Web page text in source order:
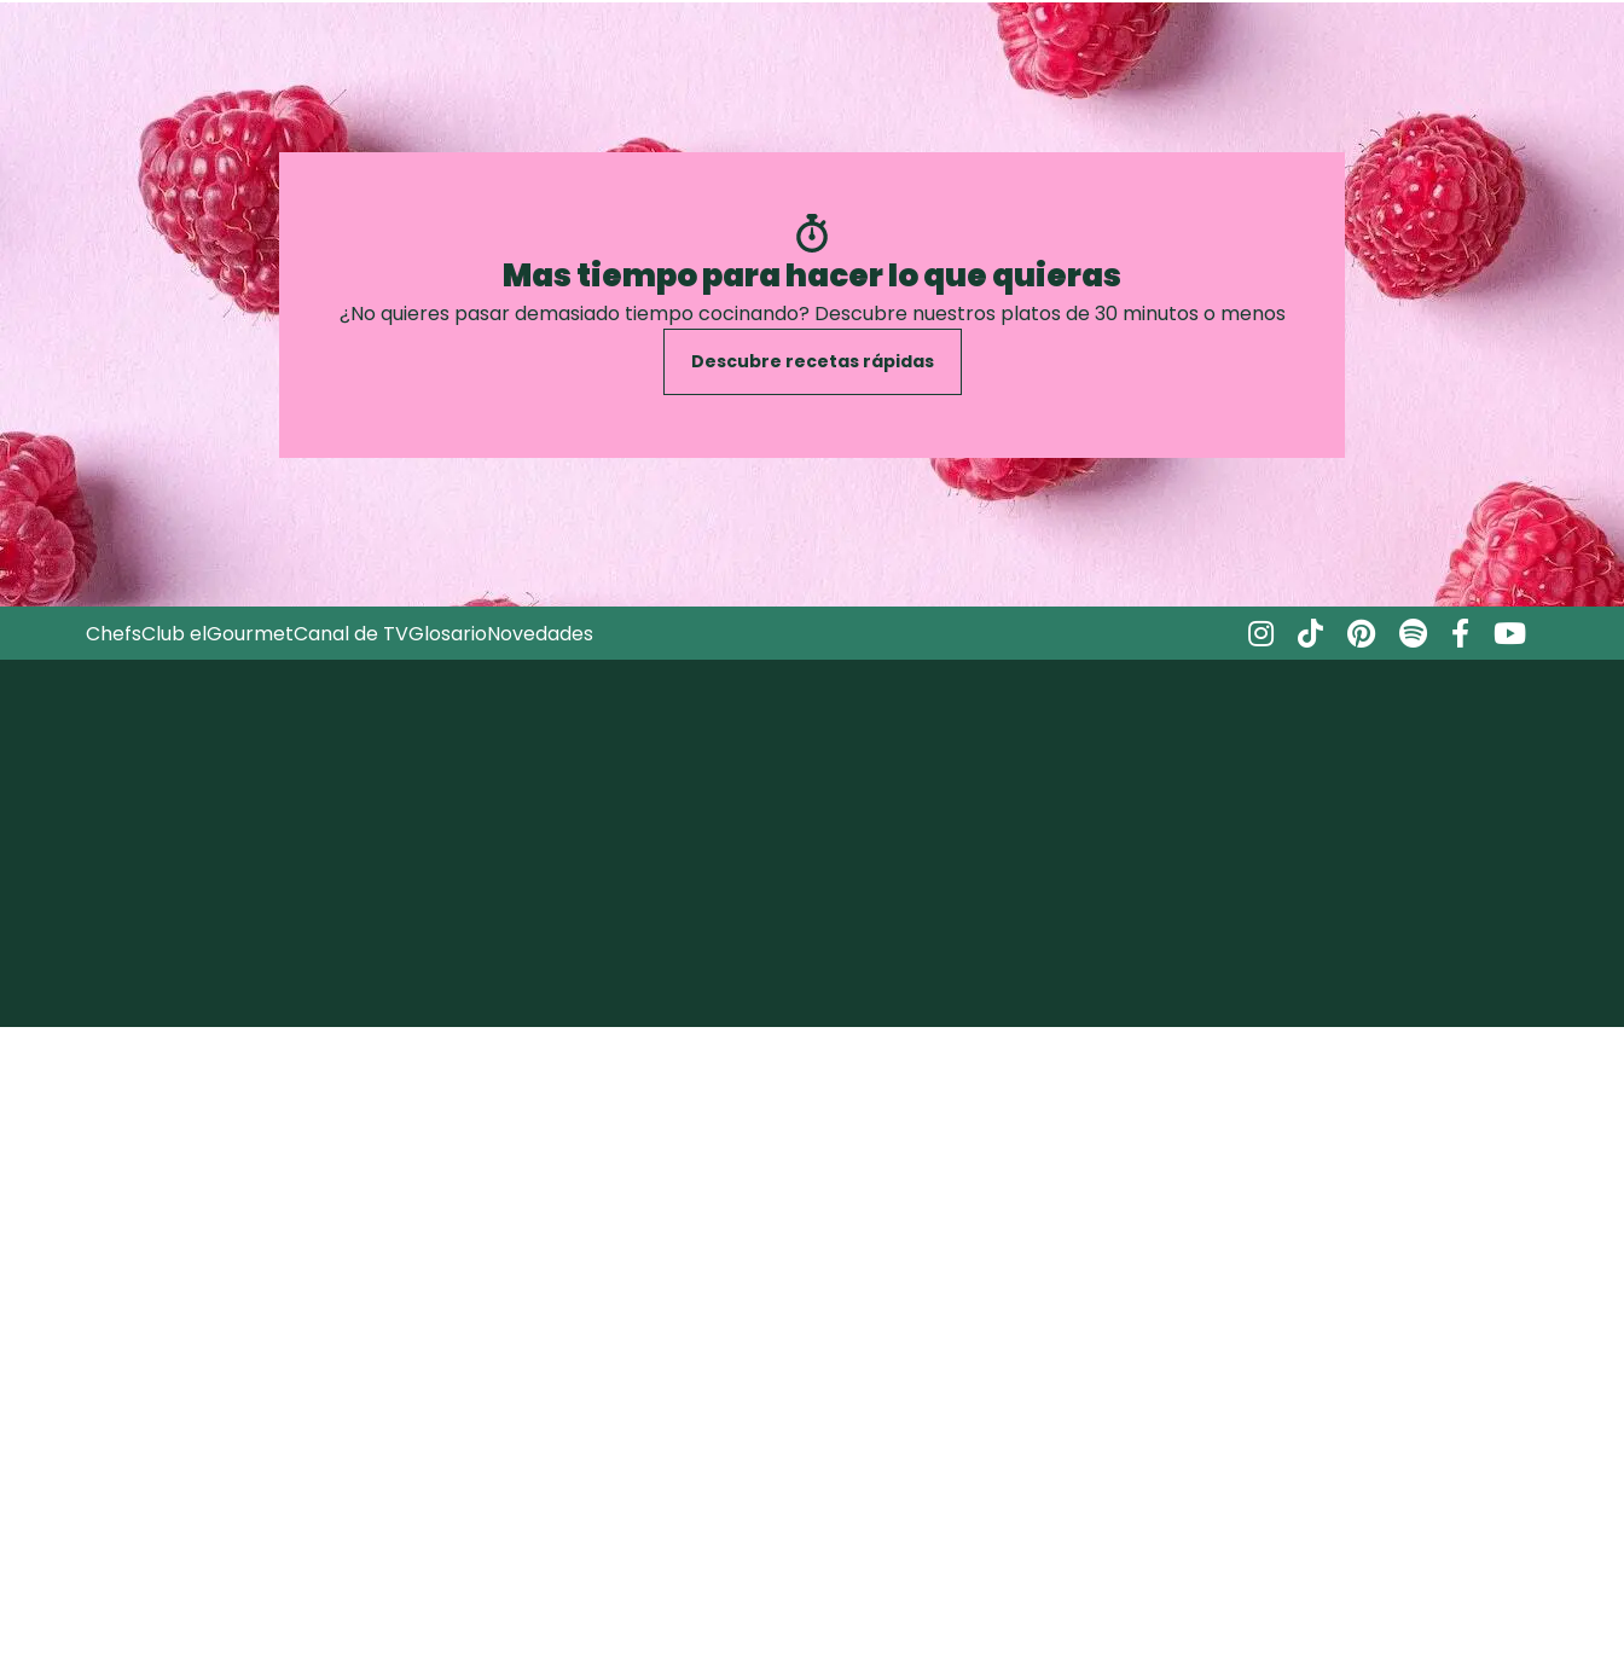
Mas tiempo para hacer lo que quieras
¿No quieres pasar demasiado tiempo cocinando? Descubre nuestros platos de 30 minutos o menos
Descubre recetas rápidas
ChefsClub elGourmetCanal de TVGlosarioNovedades